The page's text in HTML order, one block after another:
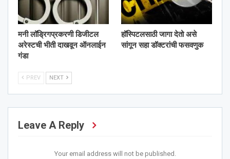
मनी लॉड्रिगप्रकरणी डिजीटल
अरेस्टची भीती दाखवून ऑनलाईन
गंडा
हॉस्पिटलसाठी जागा देतो असे
सांगून सहा डॉक्टरांची फसवणुक
PREV NEXT
Leave A Reply
Your email address will not be published.